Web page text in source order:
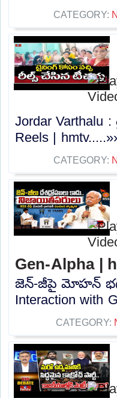
CATEGORY:
Jordar Varthalu
Reels |
CATEGORY:
Gen-Alpha |
జెన్-జీపై మోహన్
Interaction with
CATEGORY: